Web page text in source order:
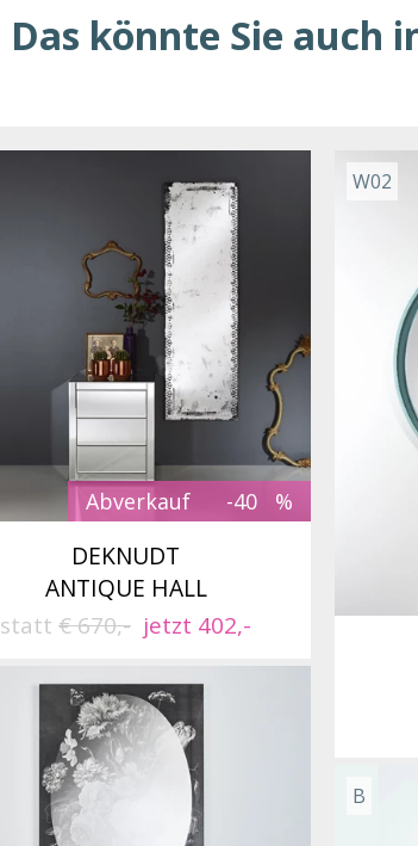
Das könnte Sie auch
Abverkauf -40
DEKNUDT
ANTIQUE HALL
statt € 670,- jetzt 402,-
W02
B